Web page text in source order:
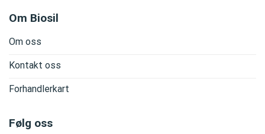
Om Biosil
Om oss
Kontakt oss
Forhandlerkart
Følg oss